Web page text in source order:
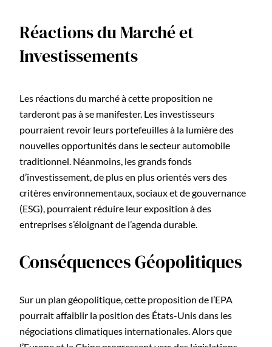
Réactions du Marché et
Investissements
Les réactions du marché à cette proposition ne
tarderont pas à se manifester. Les investisseurs
pourraient revoir leurs portefeuilles à la lumière des
nouvelles opportunités dans le secteur automobile
traditionnel. Néanmoins, les grands fonds
d’investissement, de plus en plus orientés vers des
critères environnementaux, sociaux et de gouvernance
(ESG), pourraient réduire leur exposition à des
entreprises s’éloignant de l’agenda durable.
Conséquences Géopolitiques
Sur un plan géopolitique, cette proposition de l’EPA
pourrait affaiblir la position des États-Unis dans les
négociations climatiques internationales. Alors que